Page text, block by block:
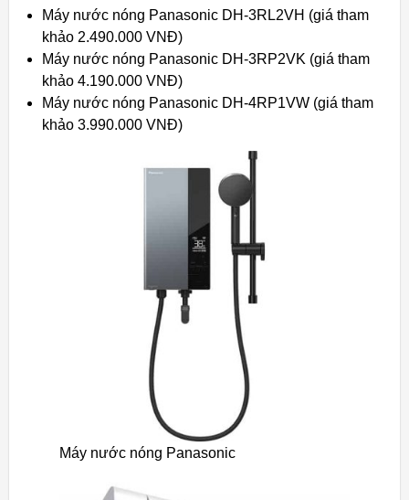
Máy nước nóng Panasonic DH-3RL2VH (giá tham
khảo 2.490.000 VNĐ)
Máy nước nóng Panasonic DH-3RP2VK (giá tham
khảo 4.190.000 VNĐ)
Máy nước nóng Panasonic DH-4RP1VW (giá tham
khảo 3.990.000 VNĐ)
Máy nước nóng Panasonic